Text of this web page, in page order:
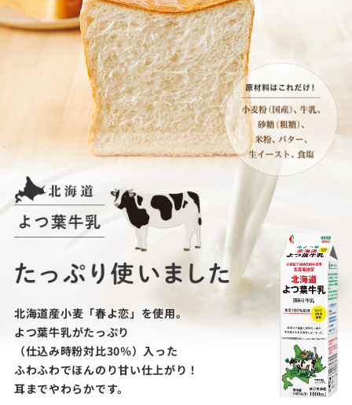
北海道産小麦「春よ恋」を使用。
よつ葉牛乳がたっぷり
（仕込み時粉対比30％）入った
ふわふわでほんのり甘い仕上がり！
耳までやわらかです。